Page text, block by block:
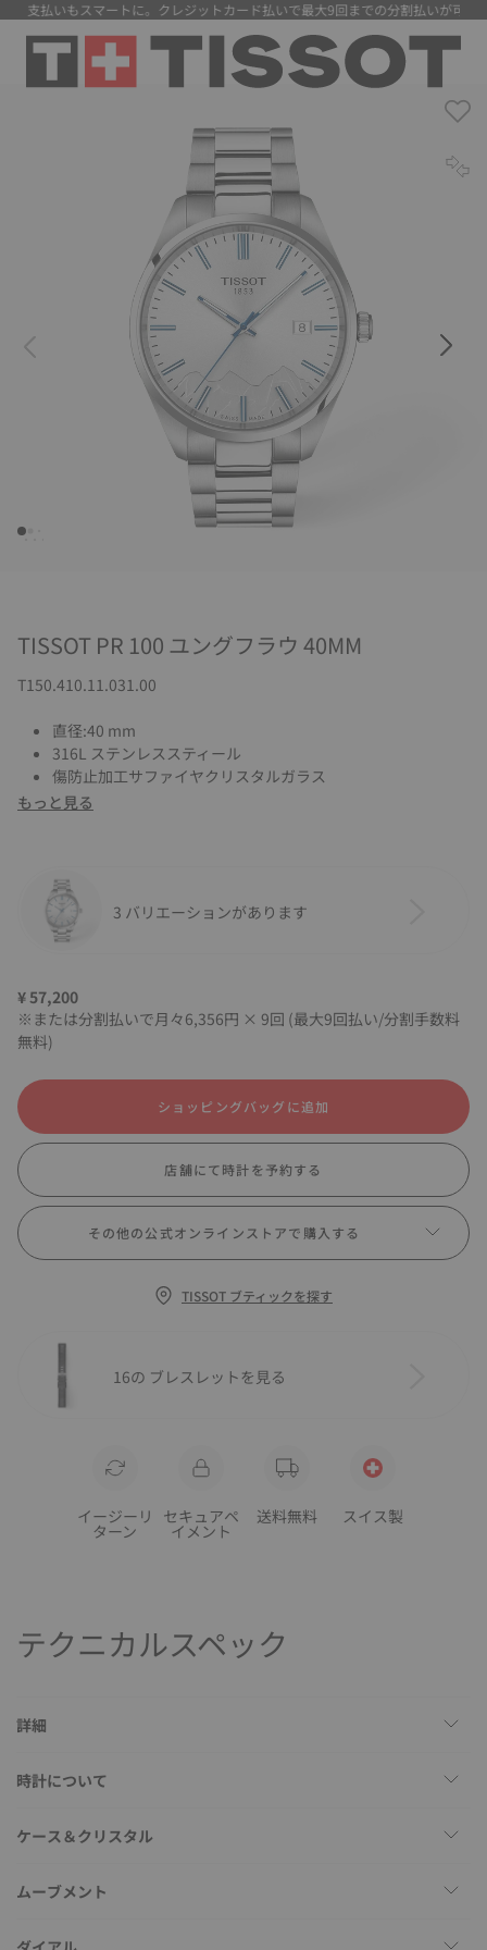
支払いもスマートに。クレジットカード払いで最大9回までの分割払いが可能に
TISSOT PR 100 ユングフラウ 40MM
T150.410.11.031.00
直径:40 mm
316L ステンレススティール
傷防止加工サファイヤクリスタルガラス
もっと見る
3 バリエーションがあります
¥ 57,200
※または分割払いで月々6,356円 × 9回 (最大9回払い/分割手数料
無料)
ショッピングバッグに追加
店舗にて時計を予約する
その他の公式オンラインストアで購入する
TISSOT ブティックを探す
16の ブレスレットを見る
イージーリ
ターン
セキュアペ
イメント
送料無料 スイス製
テクニカルスペック
詳細
時計について
ケース＆クリスタル
ムーブメント